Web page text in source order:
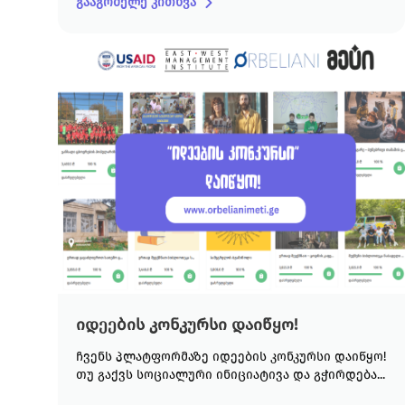
იდეების კონკურსი დაიწყო!
ჩვენს პლატფორმაზე იდეების კონკურსი დაიწყო!
თუ გაქვს სოციალური ინიციატივა და გჭირდება...